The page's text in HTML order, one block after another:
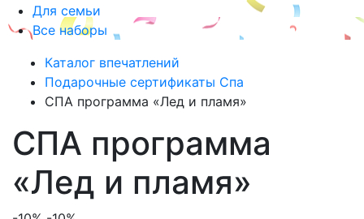
Для семьи
Все наборы
Каталог впечатлений
Подарочные сертификаты Спа
СПА программа «Лед и пламя»
СПА программа
«Лед и пламя»